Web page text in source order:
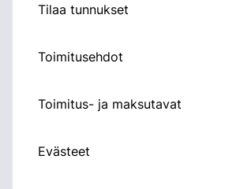
Tilaa tunnukset
Toimitusehdot
Toimitus- ja maksutavat
Evästeet